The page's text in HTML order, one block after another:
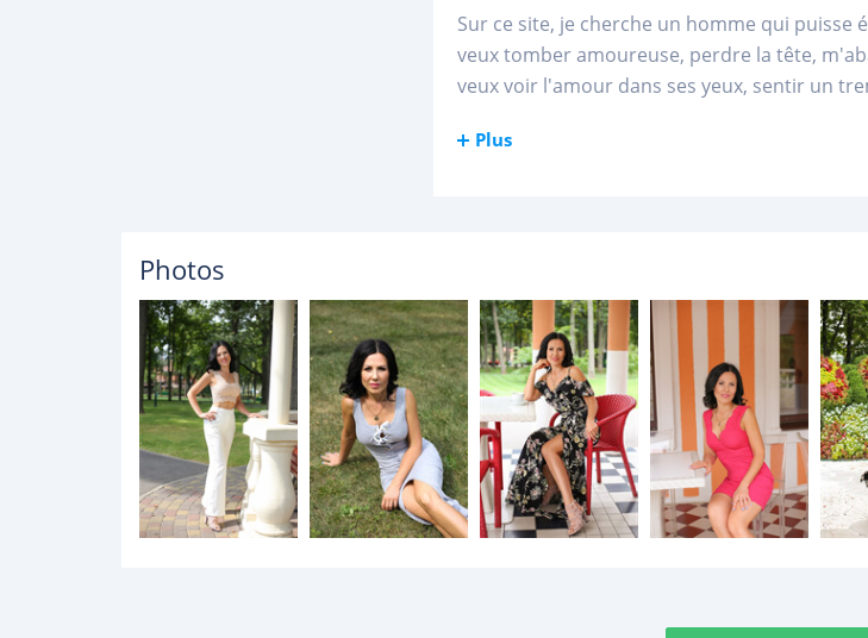
Sur ce site, je cherche un homme qui puisse
veux tomber amoureuse, perdre la tête,
veux voir l'amour dans ses yeux, sentir un
Plus
Photos